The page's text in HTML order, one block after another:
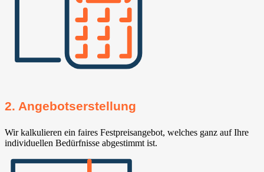
2. Angebotserstellung
Wir kalkulieren ein faires Festpreisangebot, welches ganz auf Ihre
individuellen Bedürfnisse abgestimmt ist.